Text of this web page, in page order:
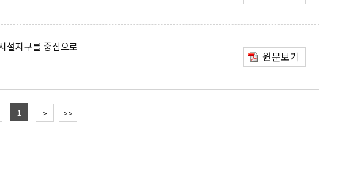
설지구를 중심으로
원문보기
1 > >>